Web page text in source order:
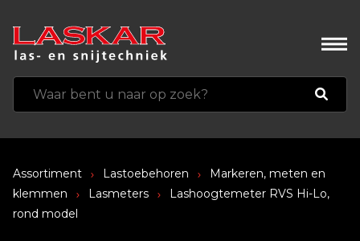
Assortiment Lastoebehoren
Markeren, meten en
klemmen
Lasmeters
Lashoogtemeter RVS Hi-Lo,
rond model